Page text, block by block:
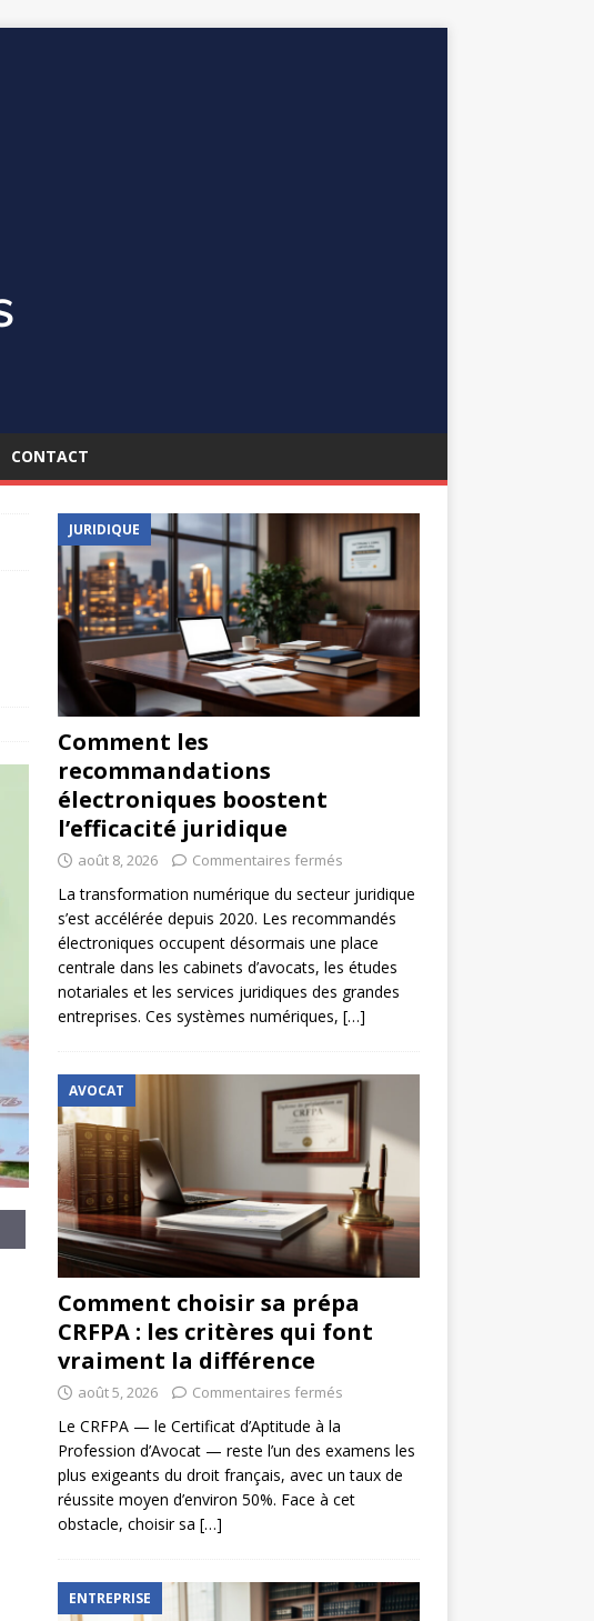
CONTACT
JURIDIQUE
Comment les
recommandations
électroniques boostent
l’efficacité juridique
août 8, 2026 Commentaires fermés
La transformation numérique du secteur juridique
s’est accélérée depuis 2020. Les recommandés
électroniques occupent désormais une place
centrale dans les cabinets d’avocats, les études
notariales et les services juridiques des grandes
entreprises. Ces systèmes numériques, […]
AVOCAT
Comment choisir sa prépa
CRFPA : les critères qui font
vraiment la différence
août 5, 2026 Commentaires fermés
Le CRFPA — le Certificat d’Aptitude à la
Profession d’Avocat — reste l’un des examens les
plus exigeants du droit français, avec un taux de
réussite moyen d’environ 50%. Face à cet
obstacle, choisir sa […]
ENTREPRISE